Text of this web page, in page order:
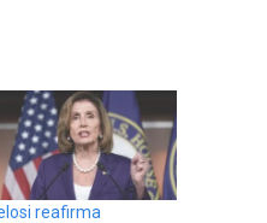
reafirma